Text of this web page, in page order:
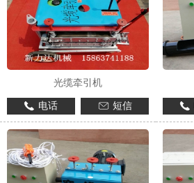
光缆牵引机
电话 短信